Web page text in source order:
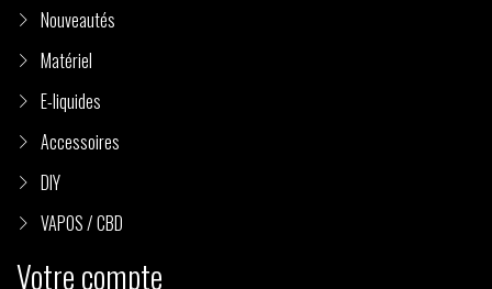
Nouveautés
Matériel
E-liquides
Accessoires
DIY
VAPOS / CBD
Votre compte